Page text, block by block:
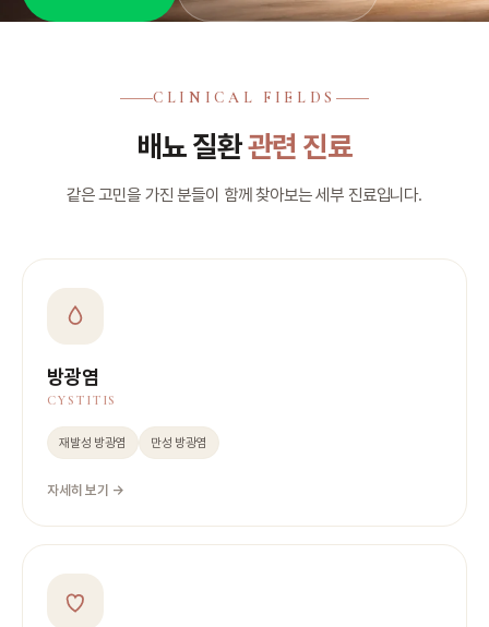
CLINICAL FIELDS
배뇨 질환관련 진료
같은 고민을 가진 분들이 함께 찾아보는 세부 진료입니다.
방광염
CYSTITIS
재발성 방광염 만성 방광염
자세히 보기 →